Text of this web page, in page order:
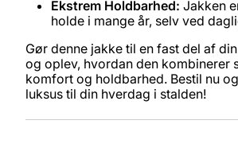
Ekstrem Holdbarhed: Jakken
holde i mange år, selv ved
Gør denne jakke til en fast del af
og oplev, hvordan den kombinerer
komfort og holdbarhed. Bestil nu
luksus til din hverdag i stalden!